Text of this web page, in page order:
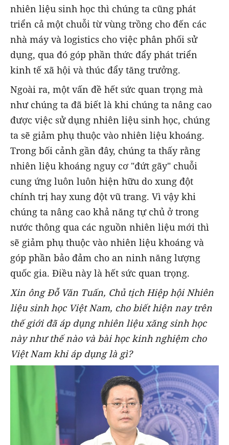
nhiên liệu sinh học thì chúng ta cũng phát
triển cả một chuỗi từ vùng trồng cho đến các
nhà máy và logistics cho việc phân phối sử
dụng, qua đó góp phần thức đẩy phát triển
kinh tế xã hội và thúc đẩy tăng trưởng.
Ngoài ra, một vấn đề hết sức quan trọng mà
như chúng ta đã biết là khi chúng ta nâng cao
được việc sử dụng nhiên liệu sinh học, chúng
ta sẽ giảm phụ thuộc vào nhiên liệu khoáng.
Trong bối cảnh gần đây, chúng ta thấy rằng
nhiên liệu khoáng nguy cơ "đứt gãy" chuỗi
cung ứng luôn luôn hiện hữu do xung đột
chính trị hay xung đột vũ trang. Vì vậy khi
chúng ta nâng cao khả năng tự chủ ở trong
nước thông qua các nguồn nhiên liệu mới thì
sẽ giảm phụ thuộc vào nhiên liệu khoáng và
góp phần bảo đảm cho an ninh năng lượng
quốc gia. Điều này là hết sức quan trọng.
Xin ông Đỗ Văn Tuấn, Chủ tịch Hiệp hội Nhiên
liệu sinh học Việt Nam, cho biết hiện nay trên
thế giới đã áp dụng nhiên liệu xăng sinh học
này như thế nào và bài học kinh nghiệm cho
Việt Nam khi áp dụng là gì?